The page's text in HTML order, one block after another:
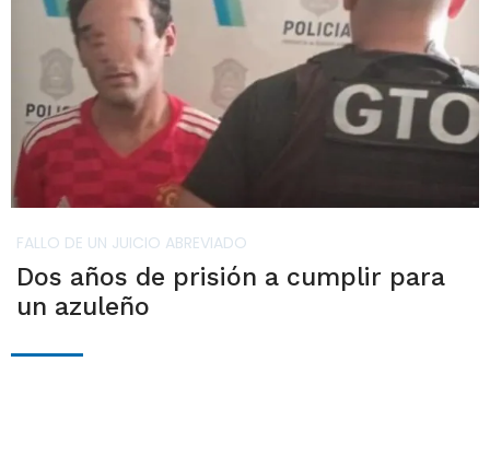
FALLO DE UN JUICIO ABREVIADO
Dos años de prisión a cumplir para
un azuleño